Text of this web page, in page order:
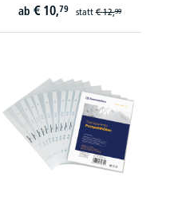
ab € 10,79 statt€ 12,99